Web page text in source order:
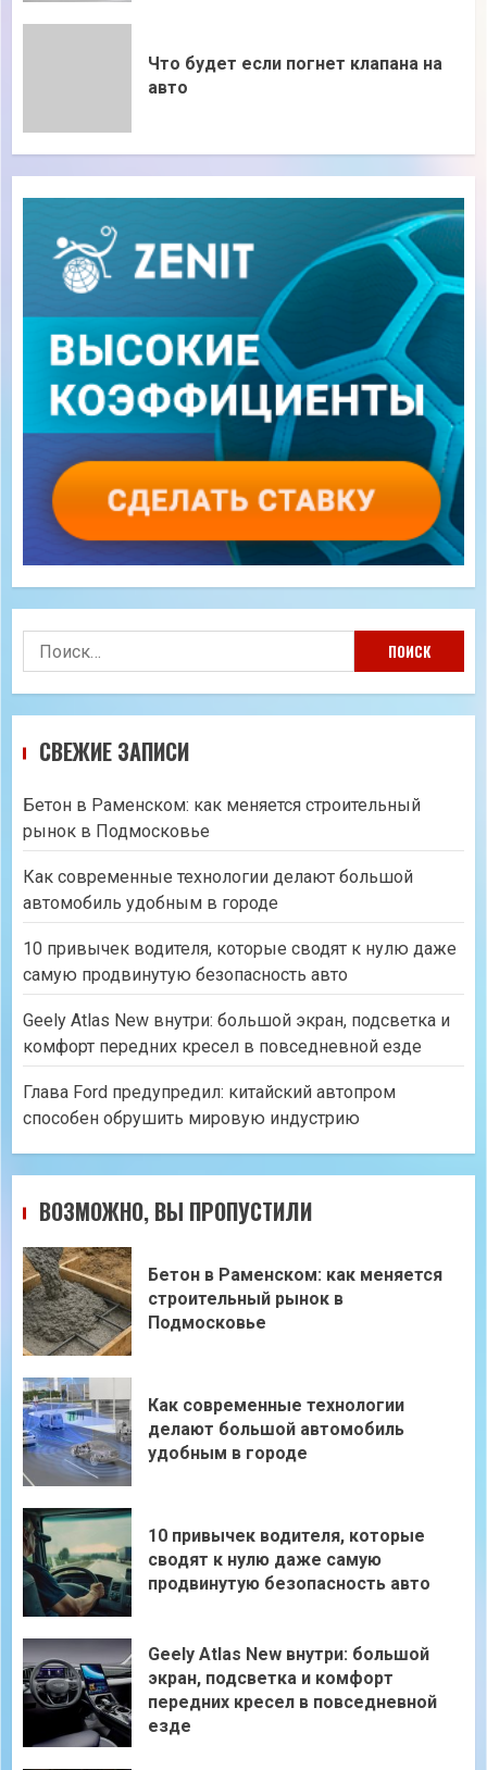
Что будет если погнет клапана на
авто
Найти:
СВЕЖИЕ ЗАПИСИ
Бетон в Раменском: как меняется строительный
рынок в Подмосковье
Как современные технологии делают большой
автомобиль удобным в городе
10 привычек водителя, которые сводят к нулю даже
самую продвинутую безопасность авто
Geely Atlas New внутри: большой экран, подсветка и
комфорт передних кресел в повседневной езде
Глава Ford предупредил: китайский автопром
способен обрушить мировую индустрию
ВОЗМОЖНО, ВЫ ПРОПУСТИЛИ
Бетон в Раменском: как меняется
строительный рынок в
Подмосковье
Как современные технологии
делают большой автомобиль
удобным в городе
10 привычек водителя, которые
сводят к нулю даже самую
продвинутую безопасность авто
Geely Atlas New внутри: большой
экран, подсветка и комфорт
передних кресел в повседневной
езде